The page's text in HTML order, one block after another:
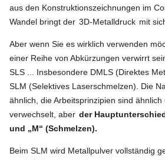
aus den Konstruktionszeichnungen im
Wandel bringt der 3D-Metalldruck mit
Aber wenn Sie es wirklich verwenden
einer Reihe von Abkürzungen verwirrt
SLS ... Insbesondere DMLS (Direktes
SLM (Selektives Laserschmelzen). Die
ähnlich, die Arbeitsprinzipien sind
verwechselt, aber der
und „M“ (Schmelzen).
Beim SLM wird Metallpulver vollständig